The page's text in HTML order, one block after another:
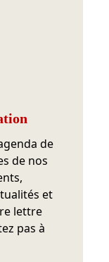
de
de nos
et
lettre
pas à